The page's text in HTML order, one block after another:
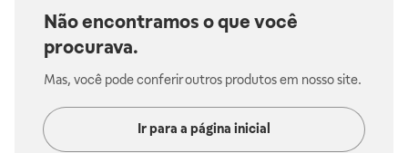
Não encontramos o que você
procurava.
Mas, você pode conferir outros produtos em nosso site.
Ir para a página inicial